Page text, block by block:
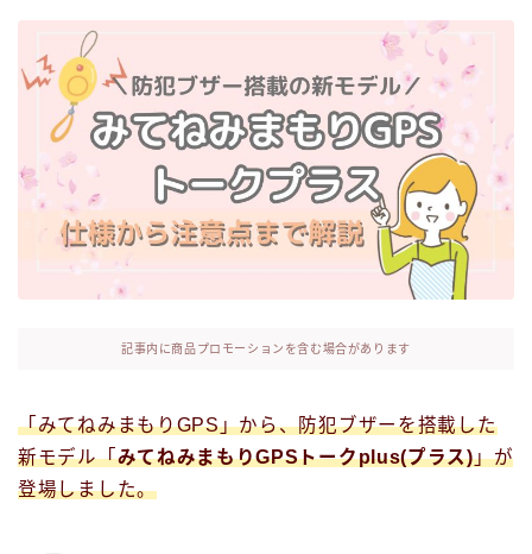
有料記事の決済完了ページ
利用規約／特定商取引法に基づく表記
運営者情報
プライバシーポリシー
小学生の見守りGPSまとめ｜選び方・比較・失敗
デモプリセット記事 #1
記事内に商品プロモーションを含む場合があります
「みてねみまもりGPS」から、防犯ブザーを搭載した
新モデル「みてねみまもりGPSトークplus(プラス)」が
登場しました。